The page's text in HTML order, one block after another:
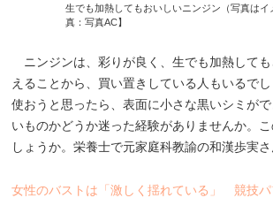
生でも加熱してもおいしいニンジン（写真はイ
真：写真AC】
ニンジンは、彩りが良く、生でも加熱して
えることから、買い置きしている人もいるで
使おうと思ったら、表面に小さな黒いシミが
いものかどうか迷った経験がありませんか。
しょうか。栄養士で元家庭科教諭の和漢歩実さ
女性のバストは「激しく揺れている」 競技